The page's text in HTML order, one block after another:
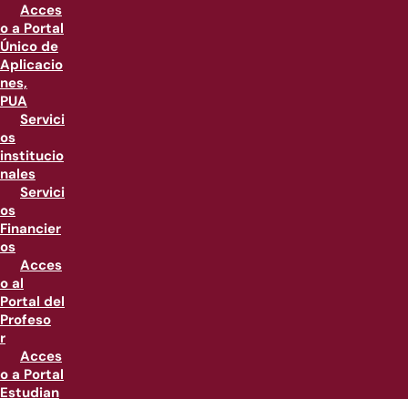
Acces
o a Portal
Único de
Aplicacio
nes,
PUA
Servici
os
institucio
nales
Servici
os
Financier
os
Acces
o al
Portal del
Profeso
r
Acces
o a Portal
Estudian